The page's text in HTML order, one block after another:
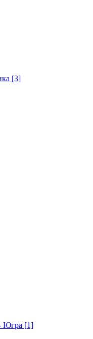
[3]
Югра [1]